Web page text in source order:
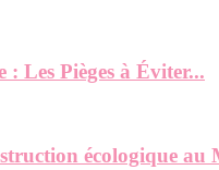
: Les Pièges à Éviter...
écologique au